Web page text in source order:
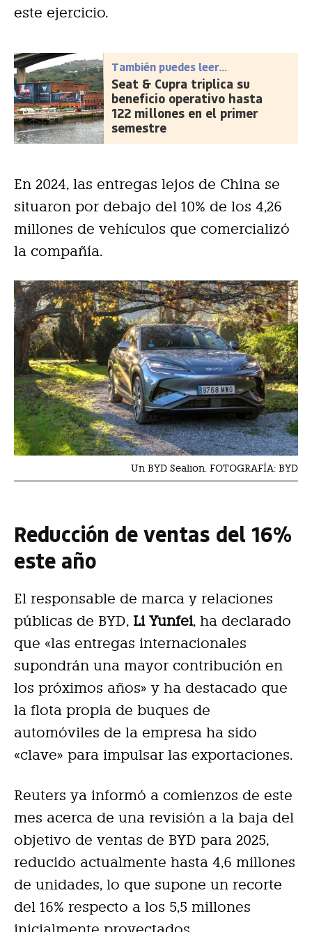
este ejercicio.
También puedes leer...
Seat & Cupra triplica su
beneficio operativo hasta
122 millones en el primer
semestre
En 2024, las entregas lejos de China se
situaron por debajo del 10% de los 4,26
millones de vehículos que comercializó
la compañía.
Un BYD Sealion. FOTOGRAFÍA: BYD
Reducción de ventas del 16%
este año
El responsable de marca y relaciones
públicas de BYD, Li Yunfei, ha declarado
que «las entregas internacionales
supondrán una mayor contribución en
los próximos años» y ha destacado que
la flota propia de buques de
automóviles de la empresa ha sido
«clave» para impulsar las exportaciones.
Reuters ya informó a comienzos de este
mes acerca de una revisión a la baja del
objetivo de ventas de BYD para 2025,
reducido actualmente hasta 4,6 millones
de unidades, lo que supone un recorte
del 16% respecto a los 5,5 millones